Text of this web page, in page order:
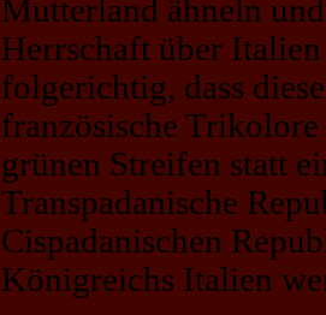
Mutterland ähneln
Herrschaft über
folgerichtig, dass
französische
grünen Streifen statt
Transpadanische
Cispadanischen
Königreichs Italien